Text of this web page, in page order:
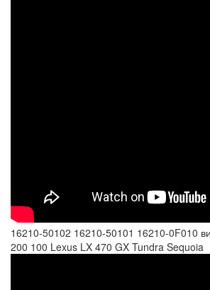
16210-50102 16210-50101 16210-0F010
200 100 Lexus LX 470 GX Tundra Sequoia